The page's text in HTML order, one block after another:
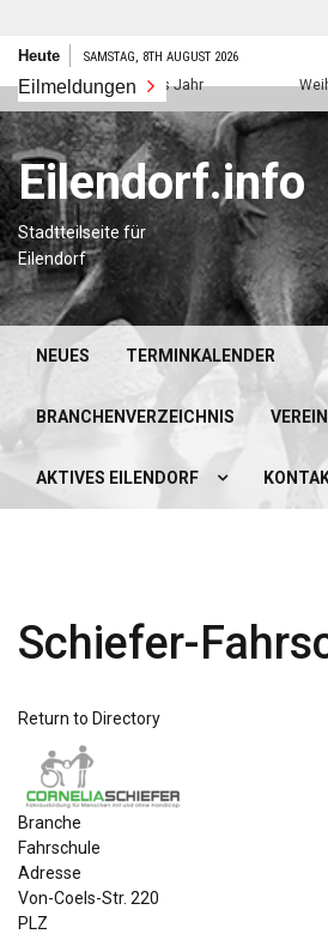
Zum
springen
Heute SAMSTAG, 8TH AUGUST 2026
Eilmeldungen
Frohes neues Jahr
Eilendorf.info
Stadtteilseite für
Eilendorf
NEUES TERMINKALENDER
BRANCHENVERZEICHNIS
AKTIVES EILENDORF
Schiefer-
Return to Directory
Branche
Fahrschule
Adresse
Von-Coels-Str. 220
PLZ